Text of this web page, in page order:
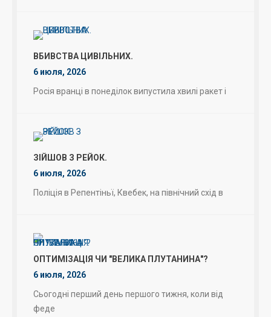
ВБИВСТВА ЦИВІЛЬНИХ.
6 июля, 2026
Росія вранці в понеділок випустила хвилі ракет і
ЗІЙШОВ З РЕЙОК.
6 июля, 2026
Поліція в Репентіньї, Квебек, на північний схід в
ОПТИМІЗАЦІЯ ЧИ "ВЕЛИКА ПЛУТАНИНА"?
6 июля, 2026
Сьогодні перший день першого тижня, коли від
феде